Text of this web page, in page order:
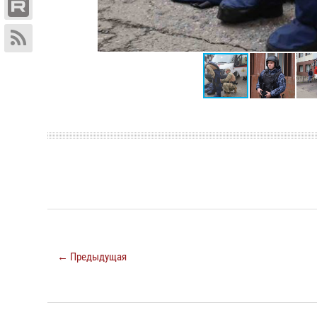
← Предыдущая